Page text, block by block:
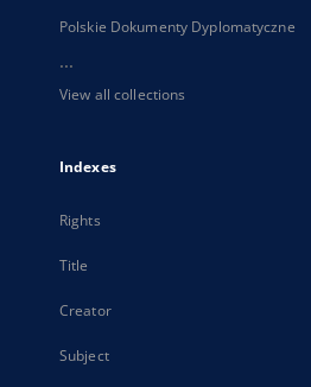
Polskie Dokumenty Dyplomatyczne
...
View all collections
Indexes
Rights
Title
Creator
Subject